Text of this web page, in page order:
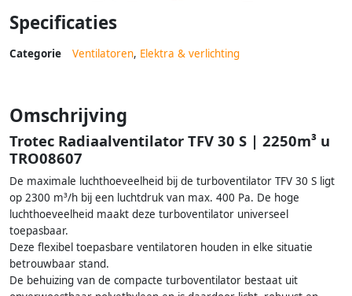
Specificaties
Categorie Ventilatoren, Elektra & verlichting
Omschrijving
Trotec Radiaalventilator TFV 30 S | 2250m³ u
TRO08607
De maximale luchthoeveelheid bij de turboventilator TFV 30 S ligt
op 2300 m³/h bij een luchtdruk van max. 400 Pa. De hoge
luchthoeveelheid maakt deze turboventilator universeel
toepasbaar.
Deze flexibel toepasbare ventilatoren houden in elke situatie
betrouwbaar stand.
De behuizing van de compacte turboventilator bestaat uit